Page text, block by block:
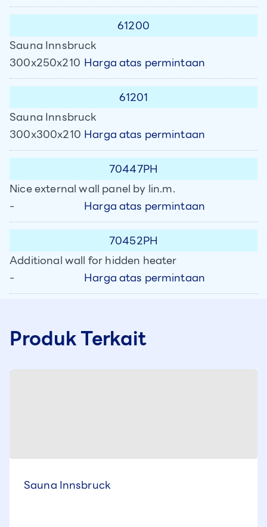
61200
Sauna Innsbruck
300x250x210 Harga atas permintaan
61201
Sauna Innsbruck
300x300x210 Harga atas permintaan
70447PH
Nice external wall panel by lin.m.
-
Harga atas permintaan
70452PH
Additional wall for hidden heater
-
Harga atas permintaan
Produk Terkait
Sauna Innsbruck